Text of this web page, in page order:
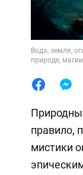
Вода, земля,
природе,
правило,
мистики